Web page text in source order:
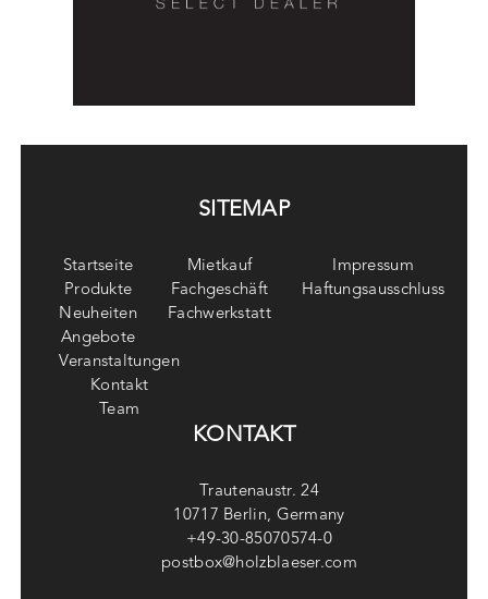
SITEMAP
Startseite
Produkte
Neuheiten
Angebote
Mietkauf
Fachgeschäft
Fachwerkstatt
Impressum
Haftungsausschluss
Veranstaltungen
Kontakt
Team
KONTAKT
Trautenaustr. 24
10717 Berlin, Germany
+49-30-85070574-0
postbox@holzblaeser.com